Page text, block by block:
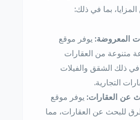
بما في ذلك:
المعروضة: يوفر موقع
متنوعة من العقارات
في ذلك الشقق والفيلات
التجارية.
عن العقارات: يوفر موقع
للبحث عن العقارات، مما